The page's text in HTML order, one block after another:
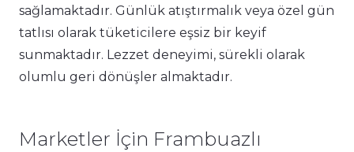
sağlamaktadır. Günlük atıştırmalık veya özel gün
tatlısı olarak tüketicilere eşsiz bir keyif
sunmaktadır. Lezzet deneyimi, sürekli olarak
olumlu geri dönüşler almaktadır.
Marketler İçin Frambuazlı